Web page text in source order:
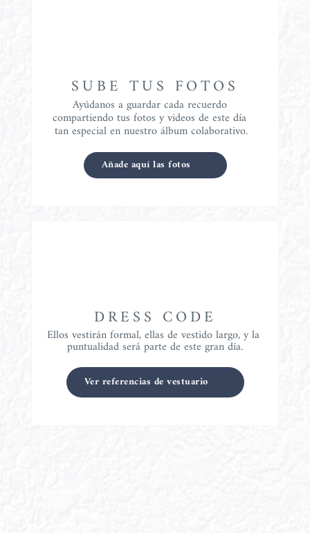
SUBE TUS FOTOS
Ayúdanos a guardar cada recuerdo
compartiendo tus fotos y videos de este día
tan especial en nuestro álbum colaborativo.
Añade aquí las fotos
DRESS CODE
Ellos vestirán formal, ellas de vestido largo, y la
puntualidad será parte de este gran día.
Ver referencias de vestuario